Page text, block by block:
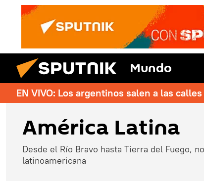
Mundo
EN VIVO: Los argentinos salen a las
América Latina
Desde el Río Bravo hasta Tierra del Fuego,
latinoamericana